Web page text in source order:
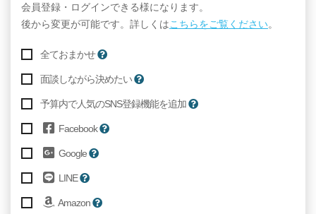
会員登録・ログインできる様になります。
後から変更が可能です。詳しくはこちらをご覧ください。
全ておまかせ
面談しながら決めたい
予算内で人気のSNS登録機能を追加
Facebook
Google
LINE
Amazon